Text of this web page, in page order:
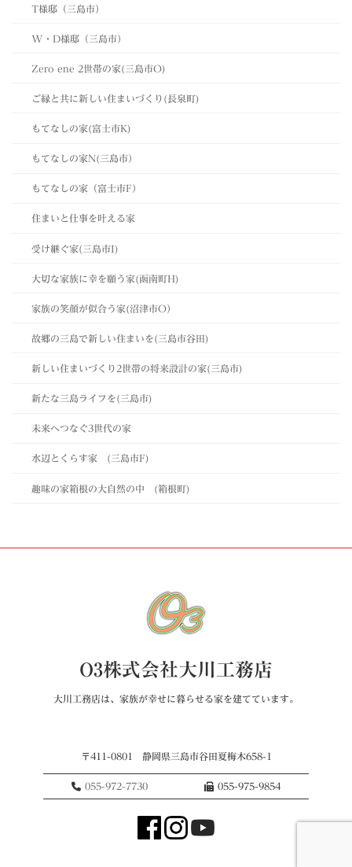
T様邸（三島市）
W・D様邸（三島市）
Zero ene 2世帯の家(三島市O)
ご縁と共に新しい住まいづくり(長泉町)
もてなしの家(富士市K)
もてなしの家N(三島市）
もてなしの家（富士市F）
住まいと仕事を叶える家
受け継ぐ家(三島市I)
大切な家族に幸を願う家(函南町H)
家族の笑顔が似合う家(沼津市O）
故郷の三島で新しい住まいを(三島市谷田)
新しい住まいづくり2世帯の将来設計の家(三島市)
新たな三島ライフを(三島市)
未来へつなぐ3世代の家
水辺とくらす家 (三島市F)
趣味の家箱根の大自然の中 (箱根町)
O3株式会社大川工務店
大川工務店は、家族が幸せに暮らせる家を建てています。
〒411-0801 静岡県三島市谷田夏梅木658-1
055-972-7730 055-975-9854